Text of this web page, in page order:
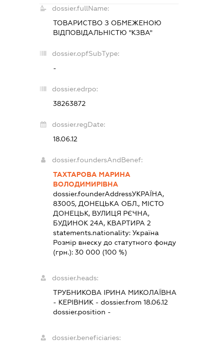
dossier.fullName:
ТОВАРИСТВО З ОБМЕЖЕНОЮ
ВІДПОВІДАЛЬНІСТЮ "КЗВА"
dossier.opfSubType:
-
dossier.edrpo:
38263872
dossier.regDate:
18.06.12
dossier.foundersAndBenef:
ТАХТАРОВА МАРИНА
ВОЛОДИМИРІВНА
dossier.founderAddressУКРАЇНА,
83005, ДОНЕЦЬКА ОБЛ., МІСТО
ДОНЕЦЬК, ВУЛИЦЯ РЄЧНА,
БУДИНОК 24А, КВАРТИРА 2
statements.nationality: Україна
Розмір внеску до статутного фонду
(грн.): 30 000 (100 %)
dossier.heads:
ТРУБНИКОВА ІРИНА МИКОЛАЇВНА
- КЕРІВНИК - dossier.from 18.06.12
dossier.position -
dossier.beneficiaries: